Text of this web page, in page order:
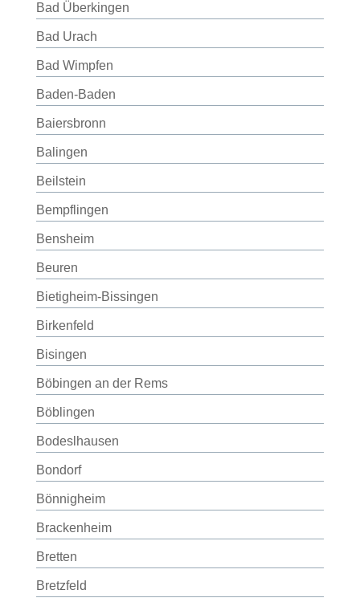
Bad Überkingen
Bad Urach
Bad Wimpfen
Baden-Baden
Baiersbronn
Balingen
Beilstein
Bempflingen
Bensheim
Beuren
Bietigheim-Bissingen
Birkenfeld
Bisingen
Böbingen an der Rems
Böblingen
Bodeslhausen
Bondorf
Bönnigheim
Brackenheim
Bretten
Bretzfeld